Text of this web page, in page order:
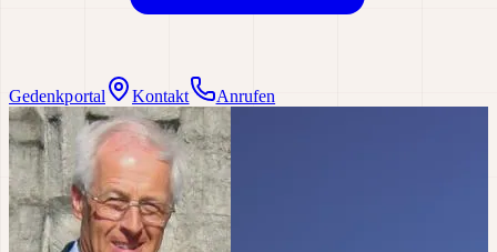
Gedenkportal Kontakt Anrufen